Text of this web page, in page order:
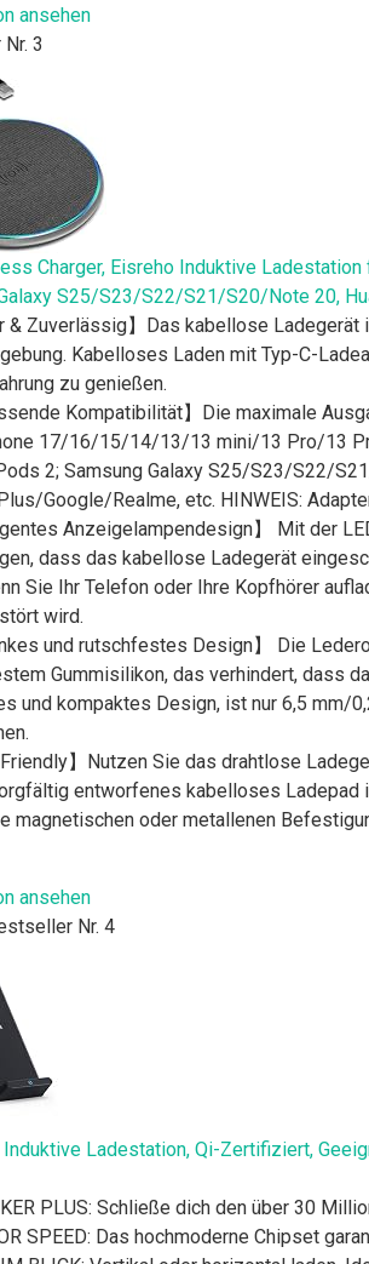
ansehen
3
Charger, Eisreho Induktive
S25/S23/S22/S21/S20/Note 20,
& Zuverlässig】Das kabellose
Kabelloses Laden mit Typ-C-
zu genießen.
Kompatibilität】Die maximale
17/16/15/14/13/13 mini/13 Pro/13
2; Samsung Galaxy S25/S23/S22/
Google/Realme, etc. HINWEIS:
Anzeigelampendesign】 Mit der
dass das kabellose Ladegerät
Sie Ihr Telefon oder Ihre Kopfhörer
wird.
und rutschfestes Design】 Die
Gummisilikon, das verhindert, dass
und kompaktes Design, ist nur 6,5 mm/
Friendly】Nutzen Sie das drahtlose
entworfenes kabelloses
magnetischen oder metallenen
ansehen
Nr. 4
Ladestation, Qi-Zertifiziert,
PLUS: Schließe dich den über 30
SPEED: Das hochmoderne Chipset